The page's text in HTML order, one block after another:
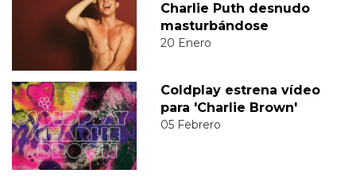
Charlie Puth desnudo
masturbándose
20 Enero
Coldplay estrena vídeo
para 'Charlie Brown'
05 Febrero